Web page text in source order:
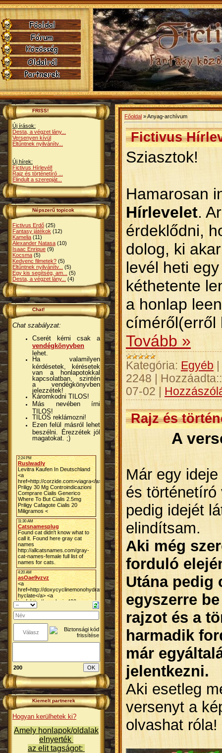
FRISS!
Új írások:
Desta, a végzet lány...
Versenyen kívül
Eltűntnek nyilvánítv...
Új hírek:
Fictivus Hírlevél!
Rajz és történetíró ...
Elindult a szerepját...
Népszerű topicok
Fictivus Erdő (25)
Fantasy játékok (12)
Kamelia (11)
Alexander Natasa (10)
Isaac Enrique (9)
Kocsma (5)
Kedvenc filmetek? (5)
Eltűntnek nyilvánítv...
(5)
Egy kis segítség, am...
(5)
Desta, a végzet lány...
(4)
Chat!
Chat szabályzat:
Cserét kérni csak a
vendégkönyvben
lehet.
Ha valamilyen
kérdésetek, kérésetek
van a honlapotokkal
kapcsolatban, szintén
a vendégkönyvben
jelezzétek!
Káromkodni TILOS!
Más nevében írni
TILOS!
TILOS reklámozni!
Ezen felül másról lehet
beszélni. Érezzétek jól
magatokat. ;)
200
Kiemelt partnerek
Hogyan kerülhetek ki?
Amely honlapok/oldalak
elnyerték
az elit tagságot:
Főoldal »Anyag-archívum
Fictivus
Sziasztok!
Hamarosan
Hírlevelet.
érdeklődni,
dolog, ki
levél heti
kéthetente
a honlap
Tovább »
Kategória: Egyéb
2248
Hozzáadta::
07-02
Rajz és
A
Már egy
és történetíró
pedig idejét
elindítsam.
Aki még
forduló
Utána pedig
egyszerre
rajzot és a
harmadik
már
jelentkezni.
Aki esetleg
versenyt a
olvashat róla!